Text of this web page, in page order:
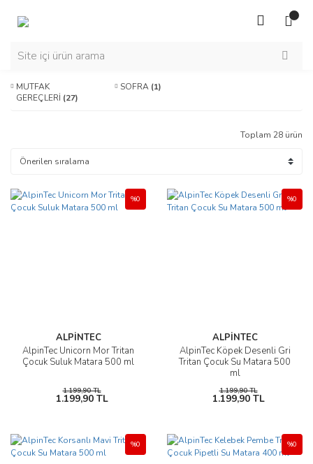
MUTFAK
GEREÇLERİ (27)
SOFRA (1)
Toplam 28 ürün
ALPİNTEC
AlpinTec Unicorn Mor Tritan
Çocuk Suluk Matara 500 ml
%0
1.199,90 TL
1.199,90 TL
ALPİNTEC
AlpinTec Köpek Desenli Gri
Tritan Çocuk Su Matara 500
ml
%0
1.199,90 TL
1.199,90 TL
%0 %0